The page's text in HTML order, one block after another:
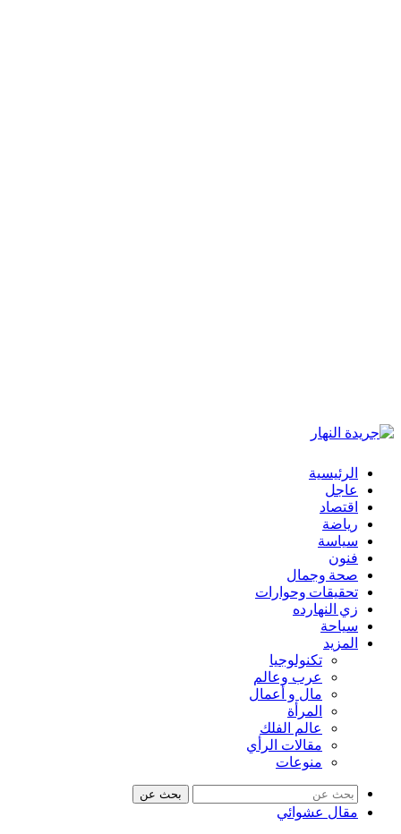
الرئيسية
عاجل
اقتصاد
رياضة
سياسة
فنون
صحة وجمال
تحقيقات وحوارات
زي النهارده
سياحة
المزيد
تكنولوجيا
عرب وعالم
مال و أعمال
المرأة
عالم الفلك
مقالات الرأي
منوعات
بحث عن
مقال عشوائي